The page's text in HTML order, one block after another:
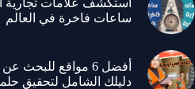
ساعات فاخرة في العالم
أفضل 6 مواقع
دليلك الشامل لتحقيق